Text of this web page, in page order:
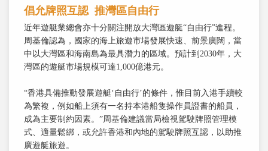
倡允牌照互認 推灣區自由行
近年遊艇業總會亦十分關注開放大灣區遊艇“自由行”進程。
周基倫認為，國家的海上旅遊市場發展快速、前景廣闊，當
中以大灣區和海南島為最具潛力的區域。預計到2030年，大
灣區的遊艇市場規模可達1,000億港元。
“香港具備推動發展遊艇‘自由行’的條件，惟目前入港手續較
為繁複，例如船上須有一名持本港船隻操作員證書的船員，
成為主要制約因素。”周基倫建議當局檢視駕駛牌照管理模
式、適量鬆綁，或允許香港和內地的駕駛牌照互認，以助推
廣遊艇旅遊。